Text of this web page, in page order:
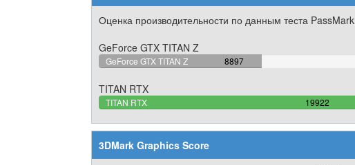
Оценка производительности по данным теста PassMark
GeForce GTX TITAN Z
GeForce GTX TITAN Z 8897
44.659170765987%
TITAN RTX
TITAN RTX 19922
100%
3DMark Graphics Score